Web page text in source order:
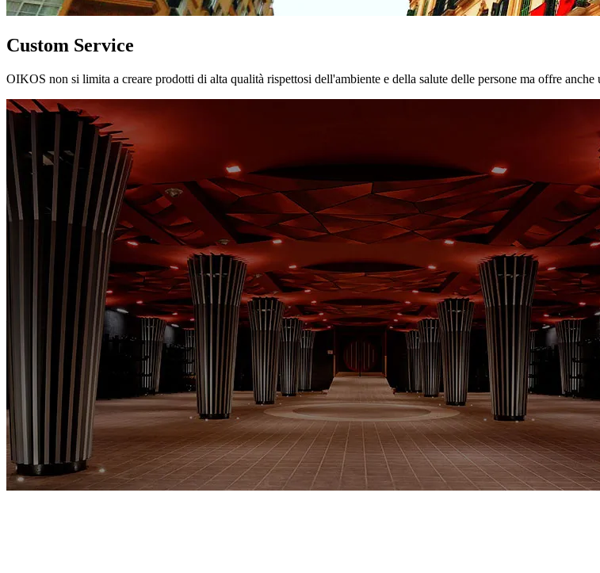
Custom Service
OIKOS non si limita a creare prodotti di alta qualità rispettosi dell'ambiente e della salute delle persone ma offre